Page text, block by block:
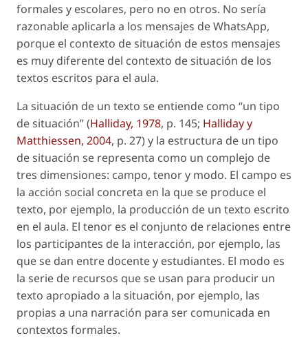
formales y escolares, pero no en otros. No sería
razonable aplicarla a los mensajes de WhatsApp,
porque el contexto de situación de estos mensajes
es muy diferente del contexto de situación de los
textos escritos para el aula.
La situación de un texto se entiende como “un tipo
de situación” (Halliday, 1978, p. 145; Halliday y
Matthiessen, 2004, p. 27) y la estructura de un tipo
de situación se representa como un complejo de
tres dimensiones: campo, tenor y modo. El campo es
la acción social concreta en la que se produce el
texto, por ejemplo, la producción de un texto escrito
en el aula. El tenor es el conjunto de relaciones entre
los participantes de la interacción, por ejemplo, las
que se dan entre docente y estudiantes. El modo es
la serie de recursos que se usan para producir un
texto apropiado a la situación, por ejemplo, las
propias a una narración para ser comunicada en
contextos formales.